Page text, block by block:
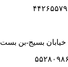
۲۶۵۵۷۹
خیابان بسیج-بن بست